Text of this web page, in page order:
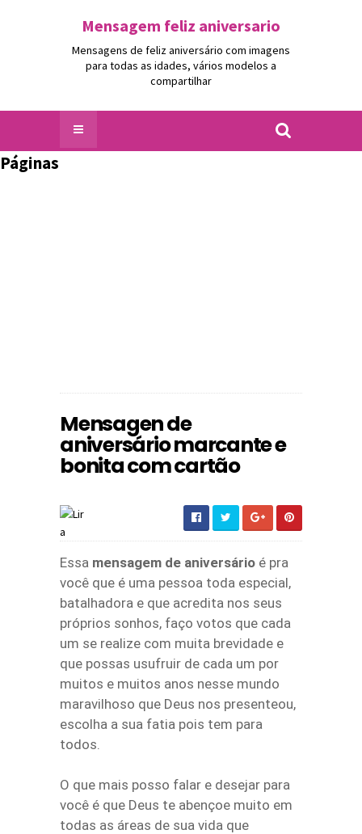
Mensagem feliz aniversario
Mensagens de feliz aniversário com imagens
para todas as idades, vários modelos a
compartilhar
Páginas
Mensagen de
aniversário marcante e
bonita com cartão
Essa mensagem de aniversário é pra
você que é uma pessoa toda especial,
batalhadora e que acredita nos seus
próprios sonhos, faço votos que cada
um se realize com muita brevidade e
que possas usufruir de cada um por
muitos e muitos anos nesse mundo
maravilhoso que Deus nos presenteou,
escolha a sua fatia pois tem para
todos.
O que mais posso falar e desejar para
você é que Deus te abençoe muito em
todas as áreas de sua vida que